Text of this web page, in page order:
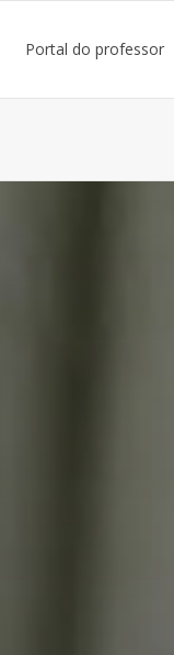
Portal do professor